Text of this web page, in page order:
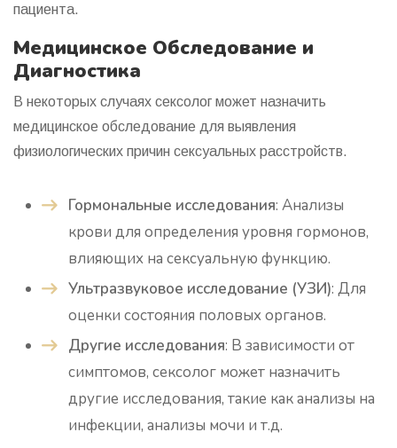
пациента.
Медицинское Обследование и
Диагностика
В некоторых случаях сексолог может назначить
медицинское обследование для выявления
физиологических причин сексуальных расстройств.
Гормональные исследования: Анализы
крови для определения уровня гормонов,
влияющих на сексуальную функцию.
Ультразвуковое исследование (УЗИ): Для
оценки состояния половых органов.
Другие исследования: В зависимости от
симптомов, сексолог может назначить
другие исследования, такие как анализы на
инфекции, анализы мочи и т.д.